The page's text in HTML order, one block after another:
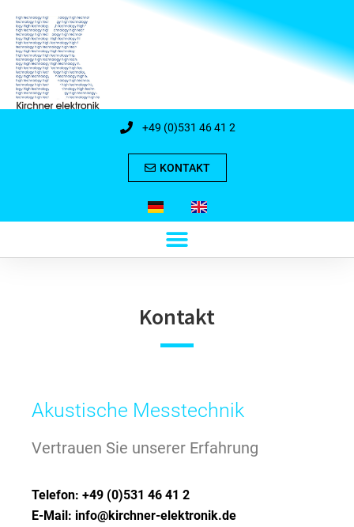
+49 (0)531 46 41 2
KONTAKT
Kontakt
Akustische Messtechnik
Vertrauen Sie unserer Erfahrung
Telefon: +49 (0)531 46 41 2
E-Mail: info@kirchner-elektronik.de